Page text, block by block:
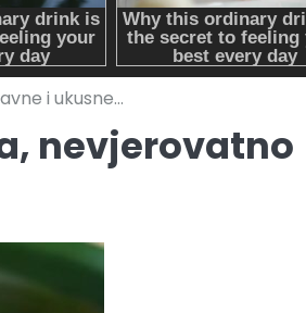
i ukusne…
nevjerovatno